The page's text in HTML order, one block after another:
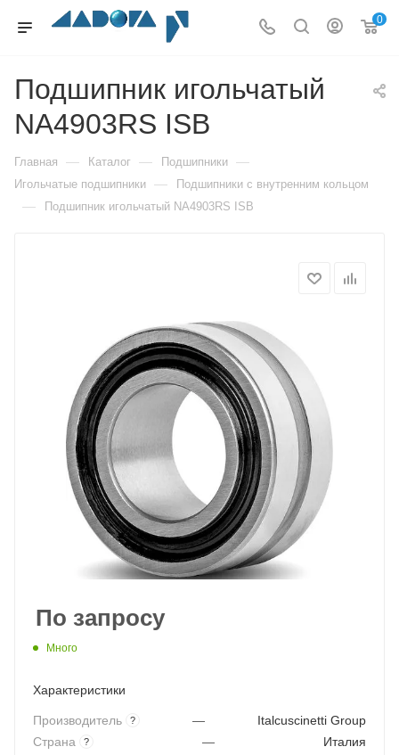
0
Подшипник игольчатый
NA4903RS ISB
Главная — Каталог — Подшипники —
Игольчатые подшипники — Подшипники с внутренним кольцом
— Подшипник игольчатый NA4903RS ISB
По запросу
Много
Характеристики
Производитель ? —
Italcuscinetti Group
Страна
? —
Италия